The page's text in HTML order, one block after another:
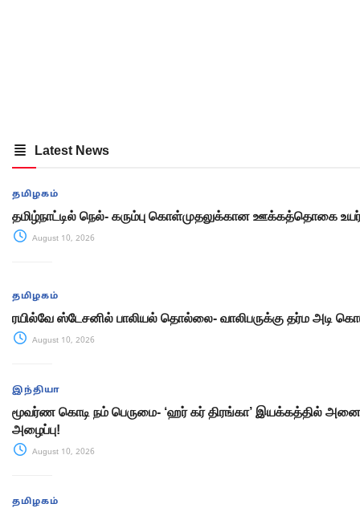
Latest News
தமிழகம்
தமிழ்நாட்டில் நெல்- கரும்பு கொள்முதலுக்கான ஊக்கத்தொகை
August 10, 2026
தமிழகம்
ரயில்வே ஸ்டேசனில் பாலியல் தொல்லை- வாலிபருக்கு தர்ம அடி
August 10, 2026
இந்தியா
மூவர்ண கொடி நம் பெருமை- ‘ஹர் கர் திரங்கா’ இயக்கத்தில்
அழைப்பு!
August 10, 2026
தமிழகம்